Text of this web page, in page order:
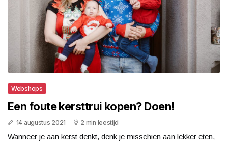
Webshops
Een foute kersttrui kopen? Doen!
14 augustus 2021 2 min leestijd
Wanneer je aan kerst denkt, denk je misschien aan lekker eten,